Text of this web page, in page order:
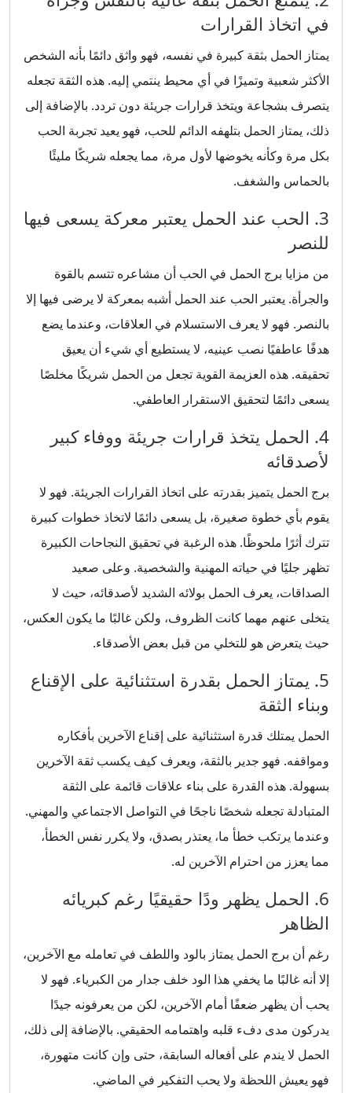
في اتخاذ القرارات
يمتاز الحمل بثقة كبيرة في نفسه، فهو واثق دائمًا بأنه الشخص
الأكثر شعبية وتميزًا في أي محيط ينتمي إليه. هذه الثقة تجعله
يتصرف بشجاعة ويتخذ قرارات جريئة دون تردد. بالإضافة إلى
ذلك، يمتاز الحمل بتلهفه الدائم للحب، فهو يعيد تجربة الحب
بكل مرة وكأنه يخوضها لأول مرة، مما يجعله شريكًا مليئًا
بالحماس والشغف.
3. الحب عند الحمل يعتبر معركة يسعى فيها
للنصر
من مزايا برج الحمل في الحب أن مشاعره تتسم بالقوة
والجرأة. يعتبر الحب عند الحمل أشبه بمعركة لا يرضى فيها إلا
بالنصر. فهو لا يعرف الاستسلام في العلاقات، وعندما يضع
هدفًا عاطفيًا نصب عينيه، لا يستطيع أي شيء أن يعيق
تحقيقه. هذه العزيمة القوية تجعل من الحمل شريكًا مخلصًا
يسعى دائمًا لتحقيق الاستقرار العاطفي.
4. الحمل يتخذ قرارات جريئة ووفاء كبير
لأصدقائه
برج الحمل يتميز بقدرته على اتخاذ القرارات الجريئة. فهو لا
يقوم بأي خطوة صغيرة، بل يسعى دائمًا لاتخاذ خطوات كبيرة
تترك أثرًا ملحوظًا. هذه الرغبة في تحقيق النجاحات الكبيرة
تظهر جليًا في حياته المهنية والشخصية. وعلى صعيد
الصداقات، يعرف الحمل بولائه الشديد لأصدقائه، حيث لا
يتخلى عنهم مهما كانت الظروف، ولكن غالبًا ما يكون العكس،
حيث يتعرض هو للتخلي من قبل بعض الأصدقاء.
5. يمتاز الحمل بقدرة استثنائية على الإقناع
وبناء الثقة
الحمل يمتلك قدرة استثنائية على إقناع الآخرين بأفكاره
ومواقفه. فهو جدير بالثقة، ويعرف كيف يكسب ثقة الآخرين
بسهولة. هذه القدرة على بناء علاقات قائمة على الثقة
المتبادلة تجعله شخصًا ناجحًا في التواصل الاجتماعي والمهني.
وعندما يرتكب خطأ ما، يعتذر بصدق، ولا يكرر نفس الخطأ،
مما يعزز من احترام الآخرين له.
6. الحمل يظهر ودًا حقيقيًا رغم كبريائه
الظاهر
رغم أن برج الحمل يمتاز بالود واللطف في تعامله مع الآخرين،
إلا أنه غالبًا ما يخفي هذا الود خلف جدار من الكبرياء. فهو لا
يحب أن يظهر ضعفًا أمام الآخرين، لكن من يعرفونه جيدًا
يدركون مدى دفء قلبه واهتمامه الحقيقي. بالإضافة إلى ذلك،
الحمل لا يندم على أفعاله السابقة، حتى وإن كانت متهورة،
فهو يعيش اللحظة ولا يحب التفكير في الماضي.